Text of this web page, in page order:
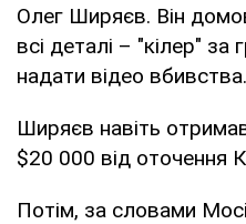
Олег Ширяєв. Він
всі деталі – "кілер" за
надати відео вбивства.
Ширяєв навіть
$20 000 від оточення
Потім, за словами